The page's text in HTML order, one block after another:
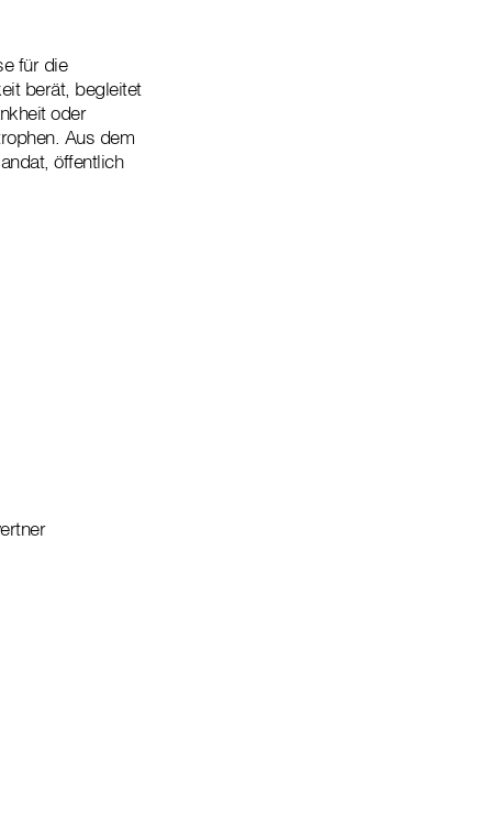
für die
berät, begleitet
oder
Aus dem
öffentlich